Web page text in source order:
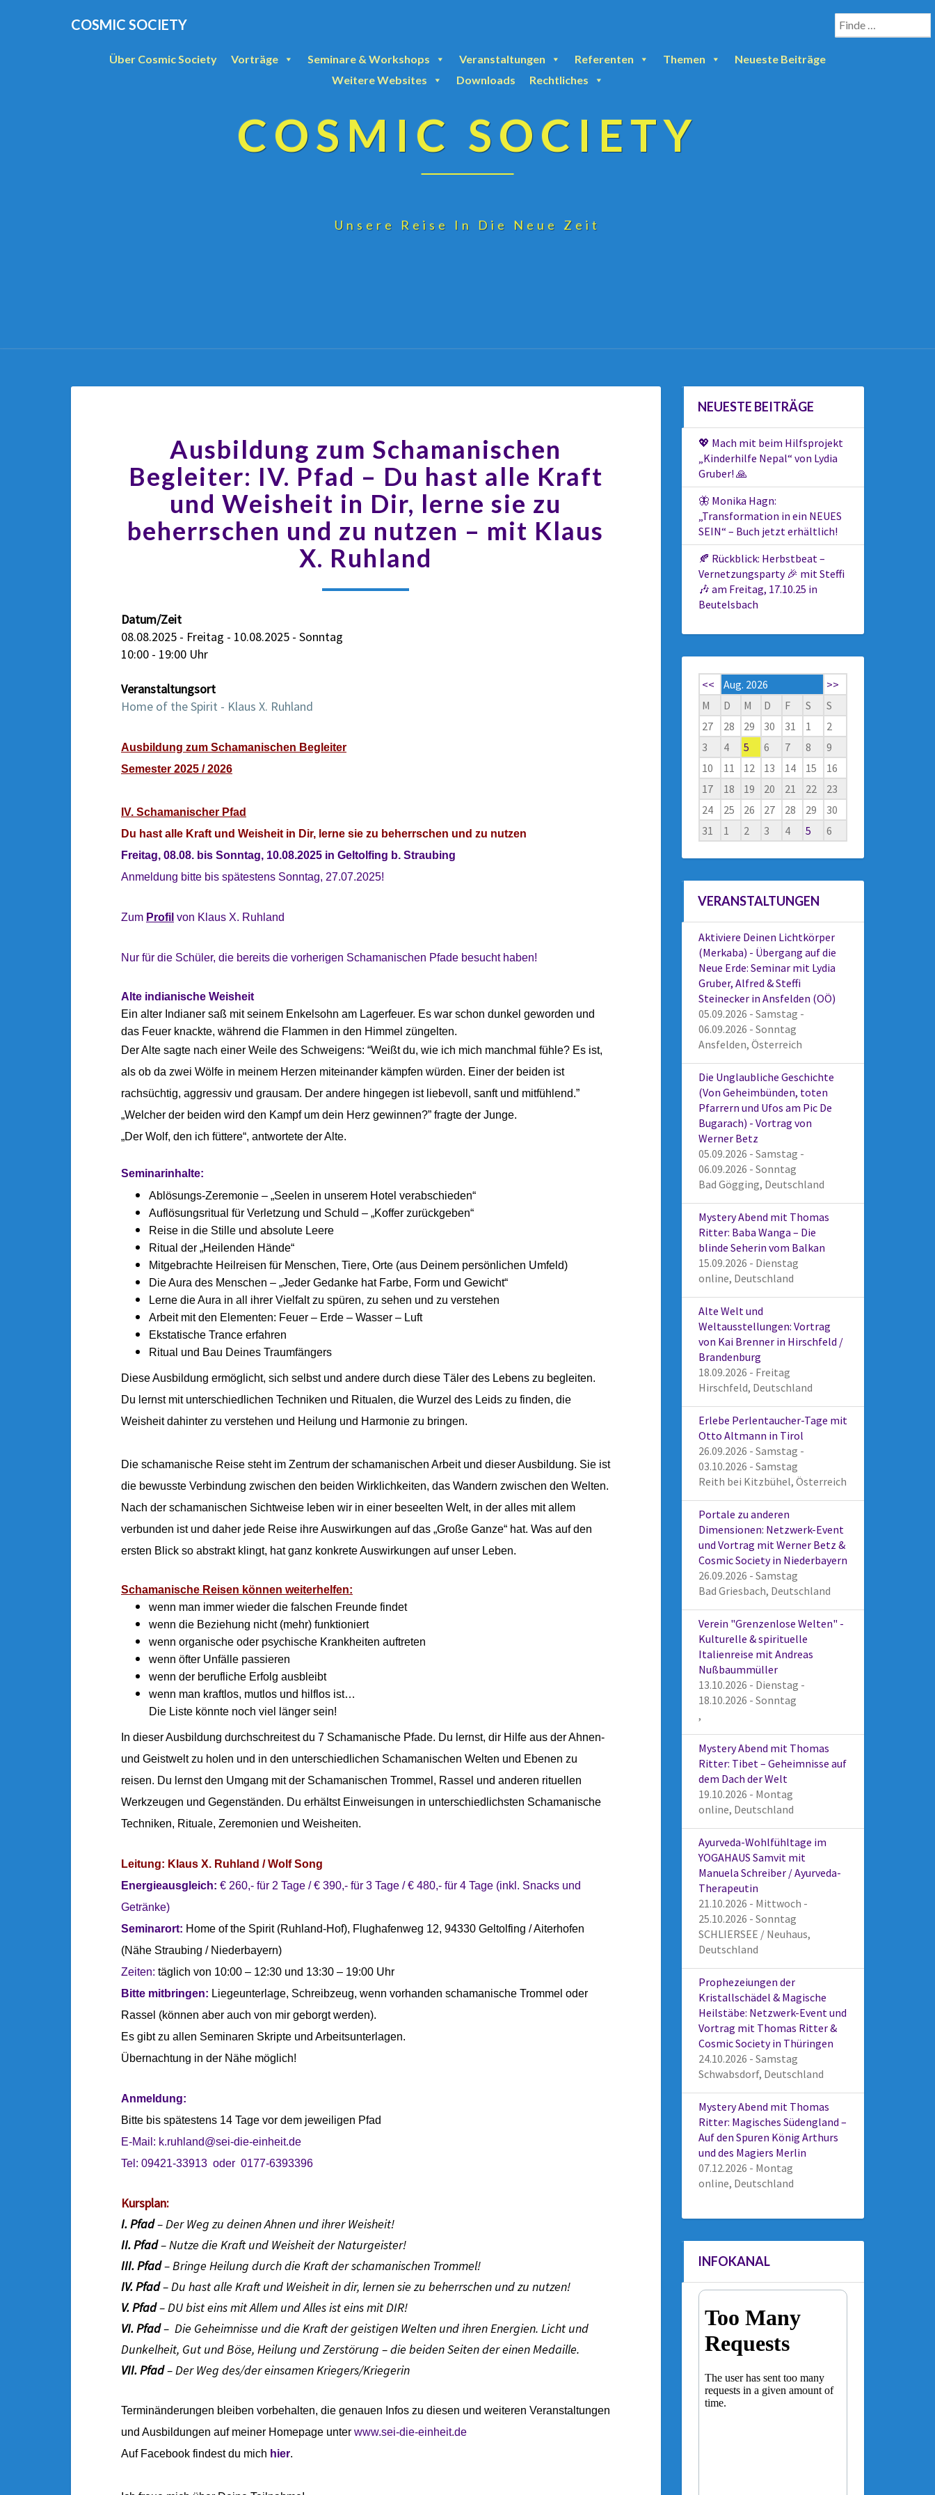
COSMIC SOCIETY
Über Cosmic Society Vorträge Seminare & Workshops Veranstaltungen Referenten Themen
Neueste Beiträge
Weitere Websites
Downloads Rechtliches
COSMIC SOCIETY
Unsere Reise In Die Neue Zeit
Ausbildung zum Schamanischen
Begleiter: IV. Pfad – Du hast alle Kraft
und Weisheit in Dir, lerne sie zu
beherrschen und zu nutzen – mit Klaus
X. Ruhland
Datum/Zeit
08.08.2025 - Freitag - 10.08.2025 - Sonntag
10:00 - 19:00 Uhr
Veranstaltungsort
Home of the Spirit - Klaus X. Ruhland
Ausbildung zum Schamanischen Begleiter
Semester 2025 / 2026
IV. Schamanischer Pfad
Du hast alle Kraft und Weisheit in Dir, lerne sie zu beherrschen und zu nutzen
Freitag, 08.08. bis Sonntag, 10.08.2025 in Geltolfing b. Straubing
Anmeldung bitte bis spätestens Sonntag, 27.07.2025!
Zum Profil von Klaus X. Ruhland
Nur für die Schüler, die bereits die vorherigen Schamanischen Pfade besucht haben!
Alte indianische Weisheit
Ein alter Indianer saß mit seinem Enkelsohn am Lagerfeuer. Es war schon dunkel geworden und
das Feuer knackte, während die Flammen in den Himmel züngelten.
Der Alte sagte nach einer Weile des Schweigens: “Weißt du, wie ich mich manchmal fühle? Es ist,
als ob da zwei Wölfe in meinem Herzen miteinander kämpfen würden. Einer der beiden ist
rachsüchtig, aggressiv und grausam. Der andere hingegen ist liebevoll, sanft und mitfühlend.”
„Welcher der beiden wird den Kampf um dein Herz gewinnen?” fragte der Junge.
„Der Wolf, den ich füttere“, antwortete der Alte.
Seminarinhalte:
Ablösungs-Zeremonie – „Seelen in unserem Hotel verabschieden“
Auflösungsritual für Verletzung und Schuld – „Koffer zurückgeben“
Reise in die Stille und absolute Leere
Ritual der „Heilenden Hände“
Mitgebrachte Heilreisen für Menschen, Tiere, Orte (aus Deinem persönlichen Umfeld)
Die Aura des Menschen – „Jeder Gedanke hat Farbe, Form und Gewicht“
Lerne die Aura in all ihrer Vielfalt zu spüren, zu sehen und zu verstehen
Arbeit mit den Elementen: Feuer – Erde – Wasser – Luft
Ekstatische Trance erfahren
Ritual und Bau Deines Traumfängers
Diese Ausbildung ermöglicht, sich selbst und andere durch diese Täler des Lebens zu begleiten.
Du lernst mit unterschiedlichen Techniken und Ritualen, die Wurzel des Leids zu finden, die
Weisheit dahinter zu verstehen und Heilung und Harmonie zu bringen.
Die schamanische Reise steht im Zentrum der schamanischen Arbeit und dieser Ausbildung. Sie ist
die bewusste Verbindung zwischen den beiden Wirklichkeiten, das Wandern zwischen den Welten.
Nach der schamanischen Sichtweise leben wir in einer beseelten Welt, in der alles mit allem
verbunden ist und daher jede Reise ihre Auswirkungen auf das „Große Ganze“ hat. Was auf den
ersten Blick so abstrakt klingt, hat ganz konkrete Auswirkungen auf unser Leben.
Schamanische Reisen können weiterhelfen:
wenn man immer wieder die falschen Freunde findet
wenn die Beziehung nicht (mehr) funktioniert
wenn organische oder psychische Krankheiten auftreten
wenn öfter Unfälle passieren
wenn der berufliche Erfolg ausbleibt
wenn man kraftlos, mutlos und hilflos ist…
Die Liste könnte noch viel länger sein!
In dieser Ausbildung durchschreitest du 7 Schamanische Pfade. Du lernst, dir Hilfe aus der Ahnen-
und Geistwelt zu holen und in den unterschiedlichen Schamanischen Welten und Ebenen zu
reisen. Du lernst den Umgang mit der Schamanischen Trommel, Rassel und anderen rituellen
Werkzeugen und Gegenständen. Du erhältst Einweisungen in unterschiedlichsten Schamanische
Techniken, Rituale, Zeremonien und Weisheiten.
Leitung: Klaus X. Ruhland / Wolf Song
Energieausgleich: € 260,- für 2 Tage / € 390,- für 3 Tage / € 480,- für 4 Tage (inkl. Snacks und
Getränke)
Seminarort: Home of the Spirit (Ruhland-Hof), Flughafenweg 12, 94330 Geltolfing / Aiterhofen
(Nähe Straubing / Niederbayern)
Zeiten: täglich von 10:00 – 12:30 und 13:30 – 19:00 Uhr
Bitte mitbringen: Liegeunterlage, Schreibzeug, wenn vorhanden schamanische Trommel oder
Rassel (können aber auch von mir geborgt werden).
Es gibt zu allen Seminaren Skripte und Arbeitsunterlagen.
Übernachtung in der Nähe möglich!
Anmeldung:
Bitte bis spätestens 14 Tage vor dem jeweiligen Pfad
E-Mail: k.ruhland@sei-die-einheit.de
Tel: 09421-33913 oder 0177-6393396
Kursplan:
I. Pfad– Der Weg zu deinen Ahnen und ihrer Weisheit!
II. Pfad– Nutze die Kraft und Weisheit der Naturgeister!
III. Pfad– Bringe Heilung durch die Kraft der schamanischen Trommel!
IV. Pfad– Du hast alle Kraft und Weisheit in dir, lernen sie zu beherrschen und zu nutzen!
V. Pfad– DU bist eins mit Allem und Alles ist eins mit DIR!
VI. Pfad– Die Geheimnisse und die Kraft der geistigen Welten und ihren Energien. Licht und
Dunkelheit, Gut und Böse, Heilung und Zerstörung – die beiden Seiten der einen Medaille.
VII. Pfad– Der Weg des/der einsamen Kriegers/Kriegerin
Terminänderungen bleiben vorbehalten, die genauen Infos zu diesen und weiteren Veranstaltungen
und Ausbildungen auf meiner Homepage unter www.sei-die-einheit.de
Auf Facebook findest du mich hier.
NEUESTE BEITRÄGE
💖 Mach mit beim Hilfsprojekt
„Kinderhilfe Nepal“ von Lydia
Gruber! 🙏
🦋 Monika Hagn:
„Transformation in ein NEUES
SEIN“ – Buch jetzt erhältlich!
🍂 Rückblick: Herbstbeat –
Vernetzungsparty 🎉 mit Steffi
🎶 am Freitag, 17.10.25 in
Beutelsbach
<< Aug. 2026
>>
M
D M D F S
S
27
28 29 30 31 1
2
3
4 5 6 7 8
9
10
11 12 13 14 15
16
17
18 19 20 21 22
23
24
25 26 27 28 29
30
31
1 2 3 4 5 6
VERANSTALTUNGEN
Aktiviere Deinen Lichtkörper
(Merkaba) - Übergang auf die
Neue Erde: Seminar mit Lydia
Gruber, Alfred & Steffi
Steinecker in Ansfelden (OÖ)
05.09.2026 - Samstag -
06.09.2026 - Sonntag
Ansfelden, Österreich
Die Unglaubliche Geschichte
(Von Geheimbünden, toten
Pfarrern und Ufos am Pic De
Bugarach) - Vortrag von
Werner Betz
05.09.2026 - Samstag -
06.09.2026 - Sonntag
Bad Gögging, Deutschland
Mystery Abend mit Thomas
Ritter: Baba Wanga – Die
blinde Seherin vom Balkan
15.09.2026 - Dienstag
online, Deutschland
Alte Welt und
Weltausstellungen: Vortrag
von Kai Brenner in Hirschfeld /
Brandenburg
18.09.2026 - Freitag
Hirschfeld, Deutschland
Erlebe Perlentaucher-Tage mit
Otto Altmann in Tirol
26.09.2026 - Samstag -
03.10.2026 - Samstag
Reith bei Kitzbühel, Österreich
Portale zu anderen
Dimensionen: Netzwerk-Event
und Vortrag mit Werner Betz &
Cosmic Society in Niederbayern
26.09.2026 - Samstag
Bad Griesbach, Deutschland
Verein "Grenzenlose Welten" -
Kulturelle & spirituelle
Italienreise mit Andreas
Nußbaummüller
13.10.2026 - Dienstag -
18.10.2026 - Sonntag
,
Mystery Abend mit Thomas
Ritter: Tibet – Geheimnisse auf
dem Dach der Welt
19.10.2026 - Montag
online, Deutschland
Ayurveda-Wohlfühltage im
YOGAHAUS Samvit mit
Manuela Schreiber / Ayurveda-
Therapeutin
21.10.2026 - Mittwoch -
25.10.2026 - Sonntag
SCHLIERSEE / Neuhaus,
Deutschland
Prophezeiungen der
Kristallschädel & Magische
Heilstäbe: Netzwerk-Event und
Vortrag mit Thomas Ritter &
Cosmic Society in Thüringen
24.10.2026 - Samstag
Schwabsdorf, Deutschland
Mystery Abend mit Thomas
Ritter: Magisches Südengland –
Auf den Spuren König Arthurs
und des Magiers Merlin
07.12.2026 - Montag
online, Deutschland
INFOKANAL